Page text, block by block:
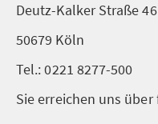
Deutz-Kalker Straße 46
50679 Köln
Tel.: 0221 8277-500
Sie erreichen uns